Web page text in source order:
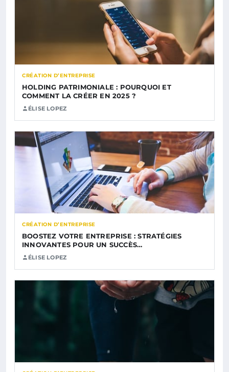
CRÉATION D’ENTREPRISE
HOLDING PATRIMONIALE : POURQUOI ET
COMMENT LA CRÉER EN 2025 ?
ÉLISE LOPEZ
CRÉATION D’ENTREPRISE
BOOSTEZ VOTRE ENTREPRISE : STRATÉGIES
INNOVANTES POUR UN SUCCÈS…
ÉLISE LOPEZ